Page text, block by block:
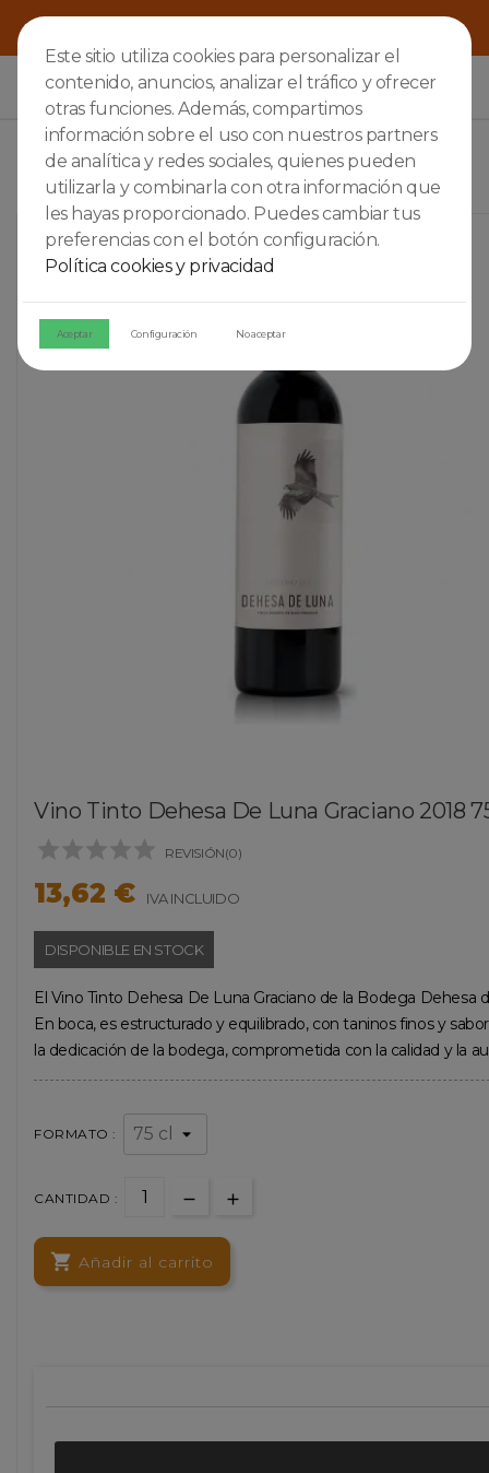
Este sitio utiliza cookies para personalizar el
contenido, anuncios, analizar el tráfico y ofrecer
otras funciones. Además, compartimos
información sobre el uso con nuestros partners
de analítica y redes sociales, quienes pueden
utilizarla y combinarla con otra información que
les hayas proporcionado. Puedes cambiar tus
preferencias con el botón configuración.
Política cookies y privacidad
Aceptar Configuración No aceptar
Vino Tinto Dehesa De Luna Graciano 2018
     REVISIÓN(0)
13,62 € IVA INCLUIDO
DISPONIBLE EN STOCK
El Vino Tinto Dehesa De Luna Graciano de la Bodega Dehesa
En boca, es estructurado y equilibrado, con taninos finos y
la dedicación de la bodega, comprometida con la calidad y la
FORMATO :
CANTIDAD :
 Añadir al carrito